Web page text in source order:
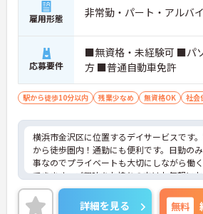
雇用形態 非常勤・パート・アルバ
応募要件
■無資格・未経験可 ■パ
方 ■普通自動車免許
駅から徒歩10分以内 残業少なめ 無資格OK 社会
横浜市金沢区に位置するデイサービスです
から徒歩圏内！通勤にも便利です。日勤の
事なのでプライベートも大切にしながら働
できます。ご興味をお持ちの方はお気軽に
わせください。
詳細を見る 無料